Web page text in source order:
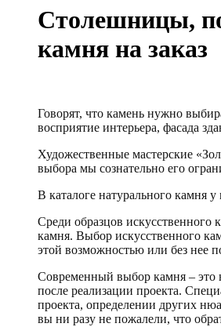
Столешницы,
камня на заказ
Говорят, что камень нужно
восприятие интерьера, фасада
Художественные мастерские
выбора мы сознательно его
В каталоге натурального камня
Среди образцов искусственного
камня. Выбор искусственного
этой возможностью или без нее
Современный выбор камня – это
после реализации проекта.
проекта, определении других
вы ни разу не пожалели, что